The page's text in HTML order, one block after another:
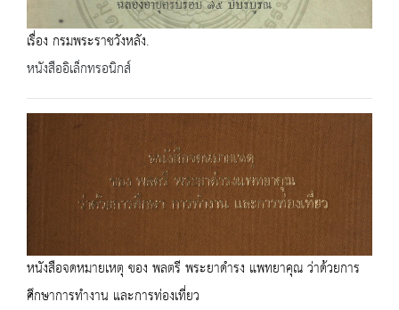
เรื่อง กรมพระราชวังหลัง.
หนังสืออิเล็กทรอนิกส์
หนังสือจดหมายเหตุ ของ พลตรี พระยาดำรง แพทยาคุณ ว่าด้วยการ
ศึกษาการทำงาน และการท่องเที่ยว